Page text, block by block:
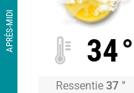
APRÈS-MIDI 34°
Ressentie 37 °